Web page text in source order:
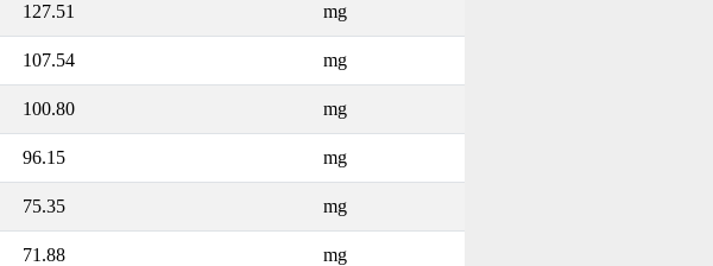
127.51 mg
107.54 mg
100.80 mg
96.15 mg
75.35 mg
71.88 mg